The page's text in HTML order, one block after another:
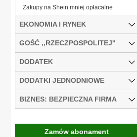
Zakupy na Shein mniej opłacalne
EKONOMIA I RYNEK
GOŚĆ ,,RZECZPOSPOLITEJ''
DODATEK
DODATKI JEDNODNIOWE
BIZNES: BEZPIECZNA FIRMA
Zamów abonament